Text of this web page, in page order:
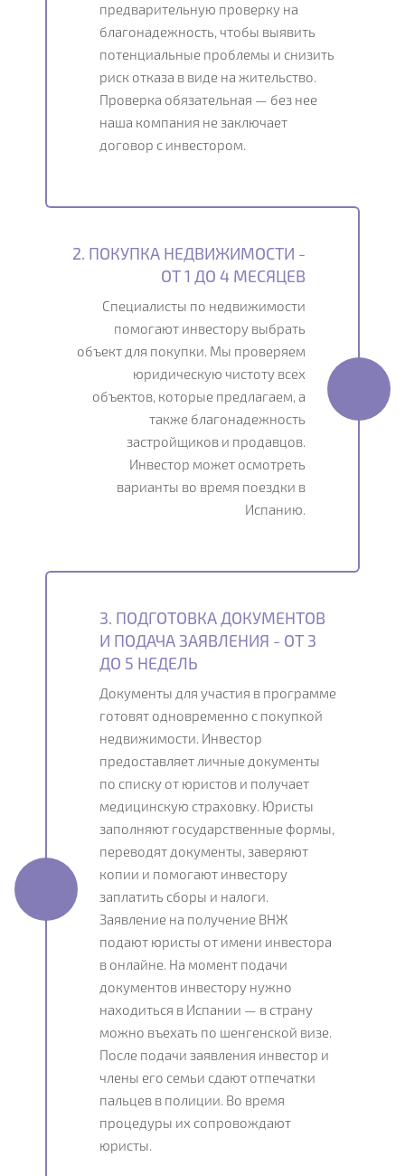
предварительную проверку на
благонадежность, чтобы выявить
потенциальные проблемы и снизить
риск отказа в виде на жительство.
Проверка обязательная — без нее
наша компания не заключает
договор с инвестором.
2. ПОКУПКА НЕДВИЖИМОСТИ -
ОТ 1 ДО 4 МЕСЯЦЕВ
Специалисты по недвижимости
помогают инвестору выбрать
объект для покупки. Мы проверяем
юридическую чистоту всех
объектов, которые предлагаем, а
также благонадежность
застройщиков и продавцов.
Инвестор может осмотреть
варианты во время поездки в
Испанию.
3. ПОДГОТОВКА ДОКУМЕНТОВ
И ПОДАЧА ЗАЯВЛЕНИЯ - ОТ 3
ДО 5 НЕДЕЛЬ
Документы для участия в программе
готовят одновременно с покупкой
недвижимости. Инвестор
предоставляет личные документы
по списку от юристов и получает
медицинскую страховку. Юристы
заполняют государственные формы,
переводят документы, заверяют
копии и помогают инвестору
заплатить сборы и налоги.
Заявление на получение ВНЖ
подают юристы от имени инвестора
в онлайне. На момент подачи
документов инвестору нужно
находиться в Испании — в страну
можно въехать по шенгенской визе.
После подачи заявления инвестор и
члены его семьи сдают отпечатки
пальцев в полиции. Во время
процедуры их сопровождают
юристы.